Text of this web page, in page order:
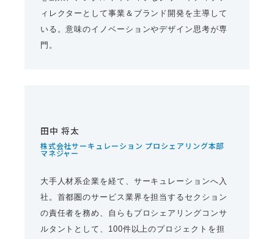
ィレクターとして事業＆ブランド開発を主導して
いる。意味のイノベーションやデザイン思考が専
門。
田中 将太
株式会社サーキュレーション プロシェアリング本部
マネジャー
大手人材系企業を経て、サーキュレーションへ入
社。首都圏のサービス業界を担当するセクション
の責任者を務め、自らもプロシェアリングコンサ
ルタントとして、100件以上のプロジェクトを担